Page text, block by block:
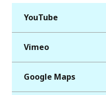
YouTube
Vimeo
Google Maps